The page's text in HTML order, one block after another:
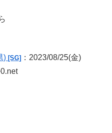
) [SG] ：2023/08/25(金)